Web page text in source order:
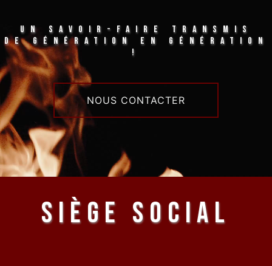
Un savoir-faire transmis
de génération en génération
!
NOUS CONTACTER
Siège social